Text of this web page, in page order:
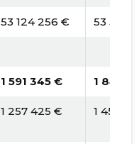
53 124 256 € 53 507
1 591 345 € 1 845
1 257 425 € 1 458